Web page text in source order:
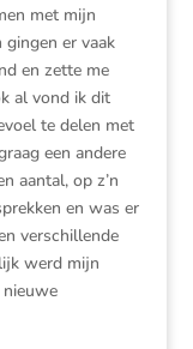
met mijn
er vaak
en zette me
al vond ik dit
te delen met
een andere
aantal, op z’n
en was er
verschillende
werd mijn